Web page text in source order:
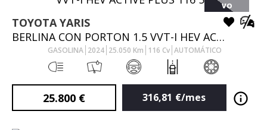
VO
TOYOTA YARIS
BERLINA CON PORTON 1.5 VVT-I HEV ACTIVE PLUS 116 5P
GASOLINA 2024 25.050 Km 116 Cv AUTOMÁTICO
25.800 € 316,81 €/mes